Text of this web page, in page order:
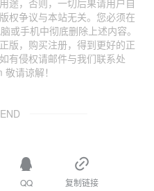
途，否则，一切后果请用户自
权争议与本站无关。您必须在
或手机中彻底删除上述内容。
版，购买注册，得到更好的正
有侵权请邮件与我们联系处
请谅解！
QQ 复制链接